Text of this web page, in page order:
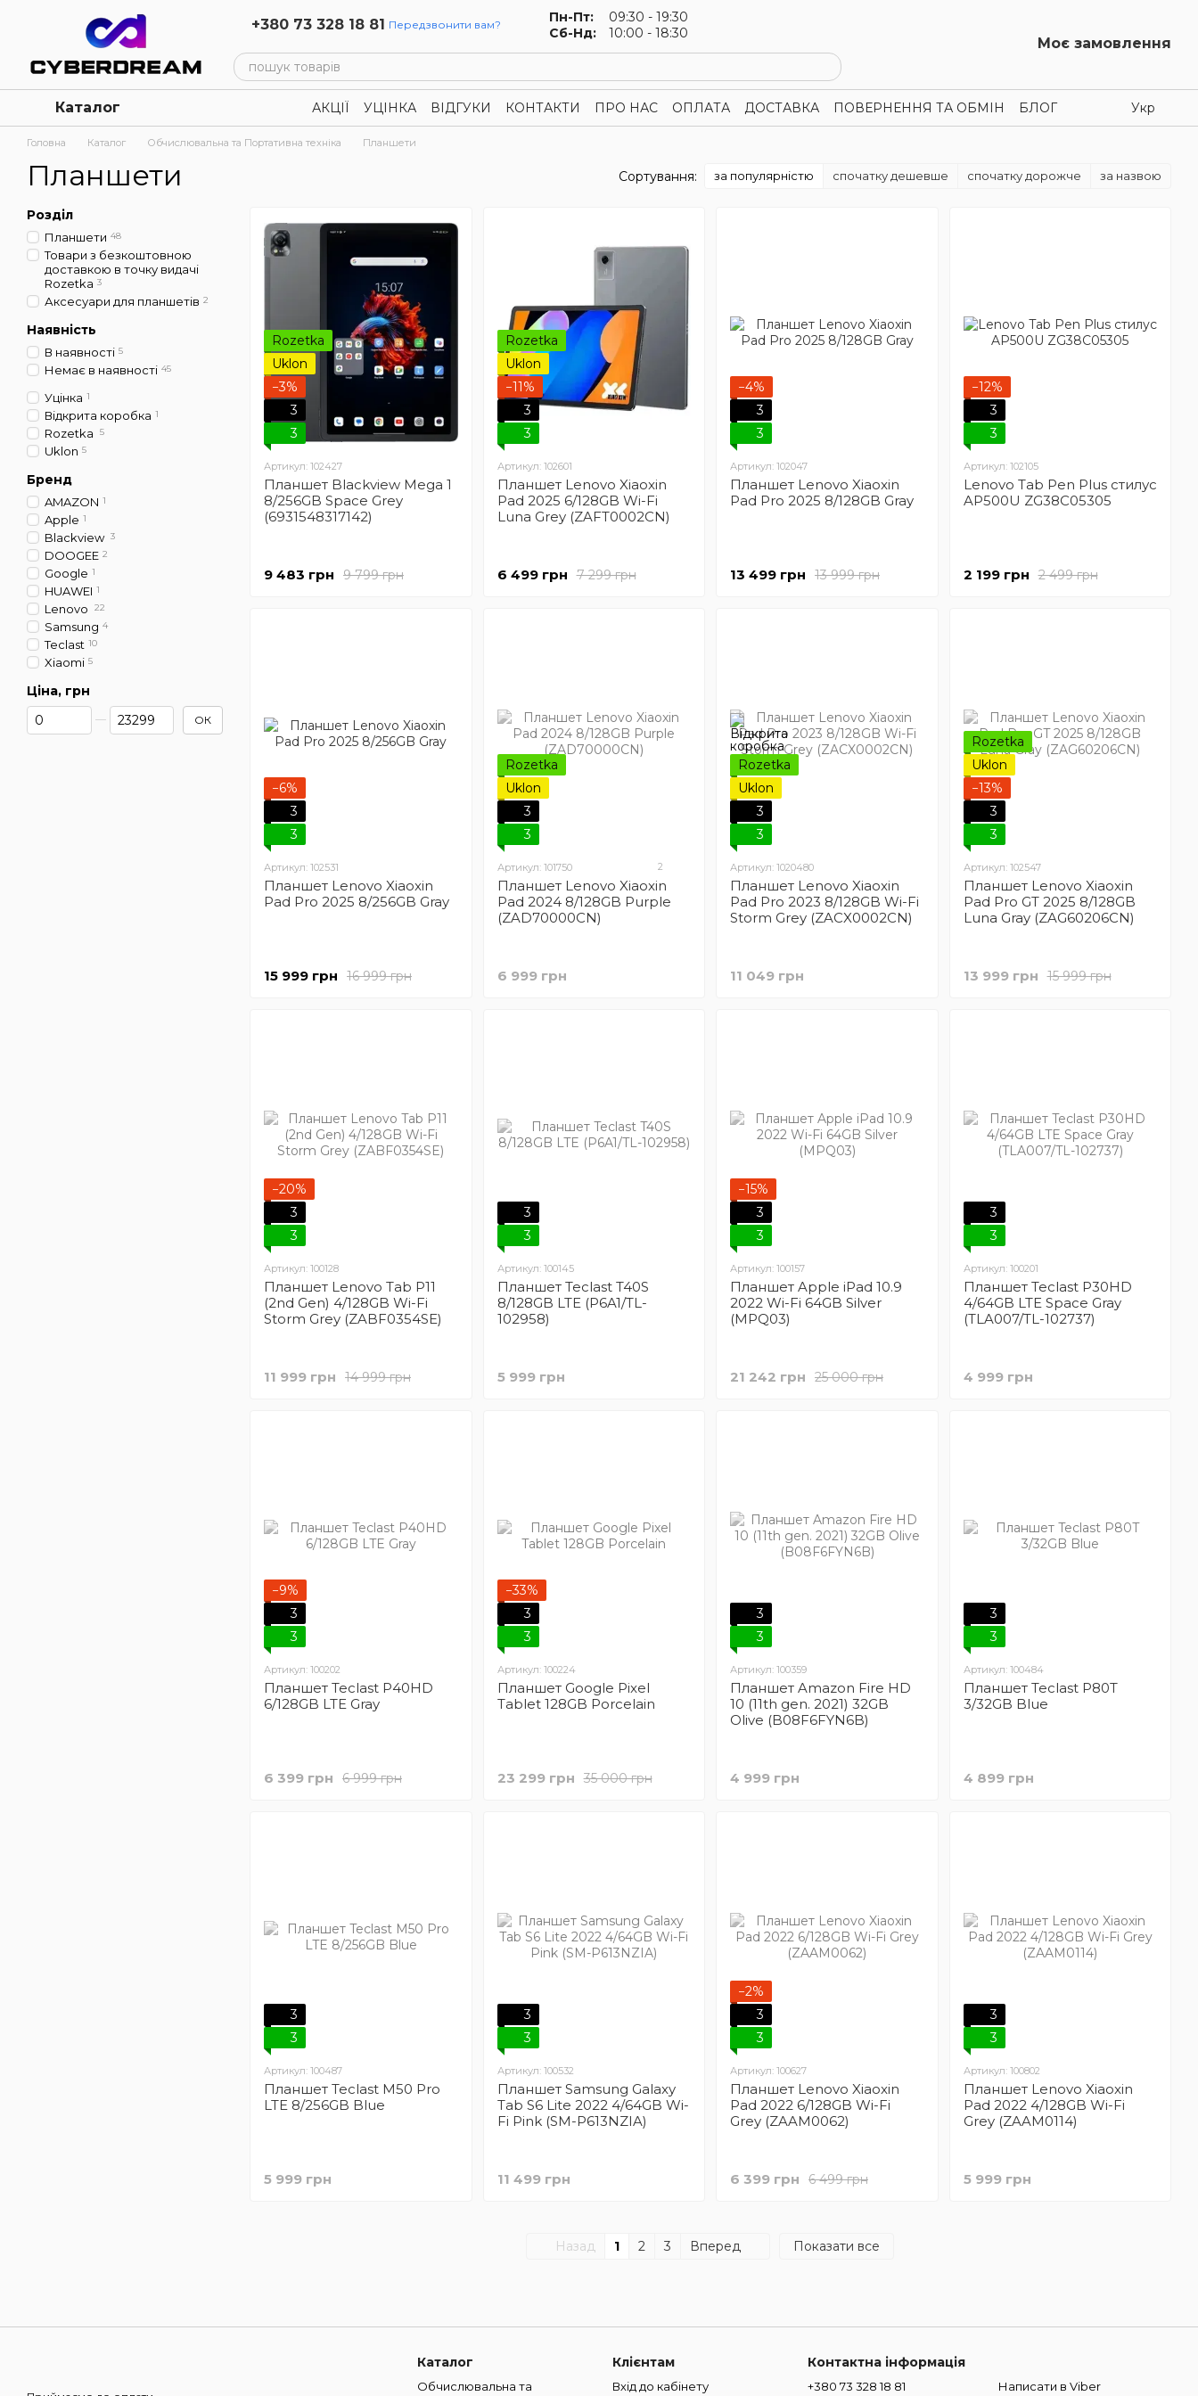
Перейти до основного контенту
+380 73 328 18 81 Передзвонити вам?
Пн-Пт:
09:30 - 19:30
Сб-Нд:
10:00 - 18:30
Моє замовлення
Каталог АКЦІЇ УЦІНКА ВІДГУКИ КОНТАКТИ ПРО НАС ОПЛАТА ДОСТАВКА ПОВЕРНЕННЯ ТА ОБМІН
БЛОГ
Політика конфіденційності
Публічна оферта
Укр
Головна Каталог Обчислювальна та Портативна техніка Планшети
Планшети Сортування: за популярністю спочатку дешевше спочатку дорожче за назвою
Rozetka
Uklon
−3%
3
3
Артикул: 102427
Планшет Blackview Mega 1
8/256GB Space Grey
(6931548317142)
9 799 грн
9 483 грн
Rozetka
Uklon
−11%
3
3
Артикул: 102601
Планшет Lenovo Xiaoxin
Pad 2025 6/128GB Wi-Fi
Luna Grey (ZAFT0002CN)
7 299 грн
6 499 грн
−4%
3
3
Артикул: 102047
Планшет Lenovo Xiaoxin
Pad Pro 2025 8/128GB Gray
13 999 грн
13 499 грн
−12%
3
3
Артикул: 102105
Lenovo Tab Pen Plus стилус
AP500U ZG38C05305
2 499 грн
2 199 грн
−6%
3
3
Артикул: 102531
Планшет Lenovo Xiaoxin
Pad Pro 2025 8/256GB Gray
16 999 грн
15 999 грн
Rozetka
Uklon
3
3
Артикул: 101750 2
Планшет Lenovo Xiaoxin
Pad 2024 8/128GB Purple
(ZAD70000CN)
6 999 грн
Rozetka
Uklon
3
3
Артикул: 1020480
Планшет Lenovo Xiaoxin
Pad Pro 2023 8/128GB Wi-Fi
Storm Grey (ZACX0002CN)
11 049 грн
Rozetka
Uklon
−13%
3
3
Артикул: 102547
Планшет Lenovo Xiaoxin
Pad Pro GT 2025 8/128GB
Luna Gray (ZAG60206CN)
15 999 грн
13 999 грн
−20%
3
3
Артикул: 100128
Планшет Lenovo Tab P11
(2nd Gen) 4/128GB Wi-Fi
Storm Grey (ZABF0354SE)
14 999 грн
11 999 грн
3
3
Артикул: 100145
Планшет Teclast T40S
8/128GB LTE (P6A1/TL-
102958)
5 999 грн
−15%
3
3
Артикул: 100157
Планшет Apple iPad 10.9
2022 Wi-Fi 64GB Silver
(MPQ03)
25 000 грн
21 242 грн
3
3
Артикул: 100201
Планшет Teclast P30HD
4/64GB LTE Space Gray
(TLA007/TL-102737)
4 999 грн
−9%
3
3
Артикул: 100202
Планшет Teclast P40HD
6/128GB LTE Gray
6 999 грн
6 399 грн
−33%
3
3
Артикул: 100224
Планшет Google Pixel
Tablet 128GB Porcelain
35 000 грн
23 299 грн
3
3
Артикул: 100359
Планшет Amazon Fire HD
10 (11th gen. 2021) 32GB
Olive (B08F6FYN6B)
4 999 грн
3
3
Артикул: 100484
Планшет Teclast P80T
3/32GB Blue
4 899 грн
3
3
Артикул: 100487
Планшет Teclast M50 Pro
LTE 8/256GB Blue
5 999 грн
3
3
Артикул: 100532
Планшет Samsung Galaxy
Tab S6 Lite 2022 4/64GB Wi-
Fi Pink (SM-P613NZIA)
11 499 грн
−2%
3
3
Артикул: 100627
Планшет Lenovo Xiaoxin
Pad 2022 6/128GB Wi-Fi
Grey (ZAAM0062)
6 499 грн
6 399 грн
3
3
Артикул: 100802
Планшет Lenovo Xiaoxin
Pad 2022 4/128GB Wi-Fi
Grey (ZAAM0114)
5 999 грн
Назад 1 2 3 Вперед Показати все
Розділ
Планшети 48
Товари з безкоштовною
доставкою в точку видачі
Rozetka 3
Аксесуари для планшетів 2
Наявність
В наявності 5
Немає в наявності 45
Уцінка 1
Відкрита коробка 1
Rozetka 5
Uklon 5
Бренд
AMAZON 1
Apple 1
Blackview 3
DOOGEE 2
Google 1
HUAWEI 1
Lenovo 22
Samsung 4
Teclast 10
Xiaomi 5
Ціна, грн
Від Ціна, грн
До Ціна, грн ОК
Каталог
Обчислювальна та
Клієнтам
Вхід до кабінету
Контактна інформація
+380 73 328 18 81 Написати в Viber